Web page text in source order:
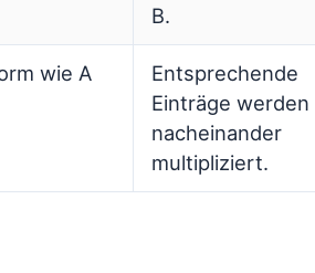
B.
wie A
Entsprechende
Einträge werden
nacheinander
multipliziert.